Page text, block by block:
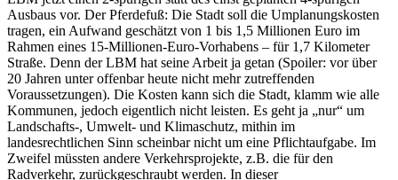
Ausbaus vor. Der Pferdefuß: Die Stadt soll die Umplanungskosten
tragen, ein Aufwand geschätzt von 1 bis 1,5 Millionen Euro im
Rahmen eines 15-Millionen-Euro-Vorhabens – für 1,7 Kilometer
Straße. Denn der LBM hat seine Arbeit ja getan (Spoiler: vor über
20 Jahren unter offenbar heute nicht mehr zutreffenden
Voraussetzungen). Die Kosten kann sich die Stadt, klamm wie alle
Kommunen, jedoch eigentlich nicht leisten. Es geht ja „nur“ um
Landschafts-, Umwelt- und Klimaschutz, mithin im
landesrechtlichen Sinn scheinbar nicht um eine Pflichtaufgabe. Im
Zweifel müssten andere Verkehrsprojekte, z.B. die für den
Radverkehr, zurückgeschraubt werden. In dieser